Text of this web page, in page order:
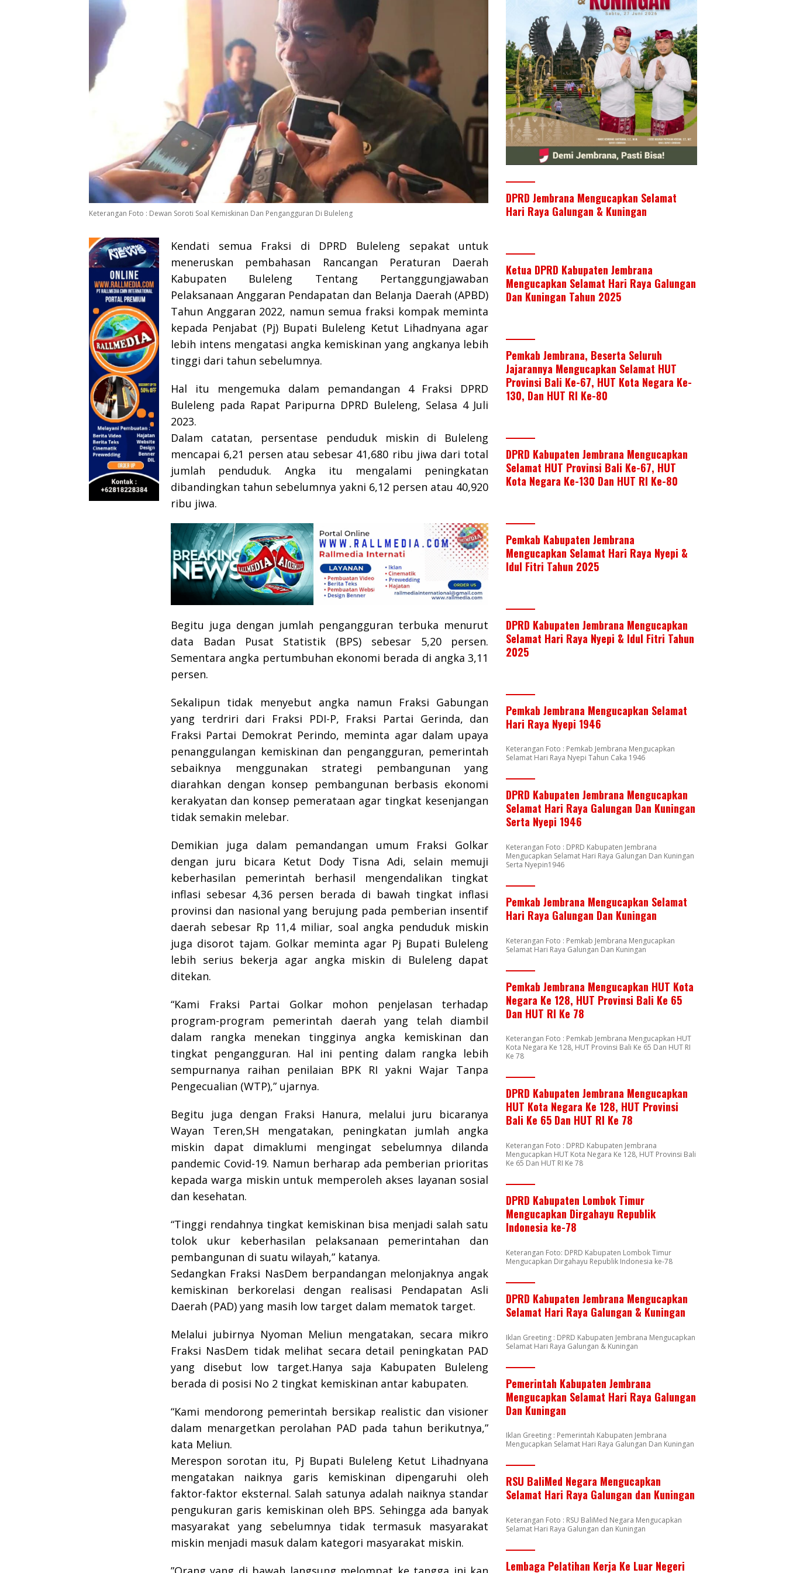
Keterangan Foto : Dewan Soroti Soal Kemiskinan Dan Pengangguran Di Buleleng
Kendati semua Fraksi di DPRD Buleleng sepakat untuk
meneruskan pembahasan Rancangan Peraturan Daerah
Kabupaten Buleleng Tentang Pertanggungjawaban
Pelaksanaan Anggaran Pendapatan dan Belanja Daerah (APBD)
Tahun Anggaran 2022, namun semua fraksi kompak meminta
kepada Penjabat (Pj) Bupati Buleleng Ketut Lihadnyana agar
lebih intens mengatasi angka kemiskinan yang angkanya lebih
tinggi dari tahun sebelumnya.
Hal itu mengemuka dalam pemandangan 4 Fraksi DPRD
Buleleng pada Rapat Paripurna DPRD Buleleng, Selasa 4 Juli
2023.
Dalam catatan, persentase penduduk miskin di Buleleng
mencapai 6,21 persen atau sebesar 41,680 ribu jiwa dari total
jumlah penduduk. Angka itu mengalami peningkatan
dibandingkan tahun sebelumnya yakni 6,12 persen atau 40,920
ribu jiwa.
Begitu juga dengan jumlah pengangguran terbuka menurut
data Badan Pusat Statistik (BPS) sebesar 5,20 persen.
Sementara angka pertumbuhan ekonomi berada di angka 3,11
persen.
Sekalipun tidak menyebut angka namun Fraksi Gabungan
yang terdriri dari Fraksi PDI-P, Fraksi Partai Gerinda, dan
Fraksi Partai Demokrat Perindo, meminta agar dalam upaya
penanggulangan kemiskinan dan pengangguran, pemerintah
sebaiknya menggunakan strategi pembangunan yang
diarahkan dengan konsep pembangunan berbasis ekonomi
kerakyatan dan konsep pemerataan agar tingkat kesenjangan
tidak semakin melebar.
Demikian juga dalam pemandangan umum Fraksi Golkar
dengan juru bicara Ketut Dody Tisna Adi, selain memuji
keberhasilan pemerintah berhasil mengendalikan tingkat
inflasi sebesar 4,36 persen berada di bawah tingkat inflasi
provinsi dan nasional yang berujung pada pemberian insentif
daerah sebesar Rp 11,4 miliar, soal angka penduduk miskin
juga disorot tajam. Golkar meminta agar Pj Bupati Buleleng
lebih serius bekerja agar angka miskin di Buleleng dapat
ditekan.
“Kami Fraksi Partai Golkar mohon penjelasan terhadap
program-program pemerintah daerah yang telah diambil
dalam rangka menekan tingginya angka kemiskinan dan
tingkat pengangguran. Hal ini penting dalam rangka lebih
sempurnanya raihan penilaian BPK RI yakni Wajar Tanpa
Pengecualian (WTP),” ujarnya.
Begitu juga dengan Fraksi Hanura, melalui juru bicaranya
Wayan Teren,SH mengatakan, peningkatan jumlah angka
miskin dapat dimaklumi mengingat sebelumnya dilanda
pandemic Covid-19. Namun berharap ada pemberian prioritas
kepada warga miskin untuk memperoleh akses layanan sosial
dan kesehatan.
“Tinggi rendahnya tingkat kemiskinan bisa menjadi salah satu
tolok ukur keberhasilan pelaksanaan pemerintahan dan
pembangunan di suatu wilayah,” katanya.
Sedangkan Fraksi NasDem berpandangan melonjaknya angak
kemiskinan berkorelasi dengan realisasi Pendapatan Asli
Daerah (PAD) yang masih low target dalam mematok target.
Melalui jubirnya Nyoman Meliun mengatakan, secara mikro
Fraksi NasDem tidak melihat secara detail peningkatan PAD
yang disebut low target.Hanya saja Kabupaten Buleleng
berada di posisi No 2 tingkat kemiskinan antar kabupaten.
“Kami mendorong pemerintah bersikap realistic dan visioner
dalam menargetkan perolahan PAD pada tahun berikutnya,”
kata Meliun.
Merespon sorotan itu, Pj Bupati Buleleng Ketut Lihadnyana
mengatakan naiknya garis kemiskinan dipengaruhi oleh
faktor-faktor eksternal. Salah satunya adalah naiknya standar
pengukuran garis kemiskinan oleh BPS. Sehingga ada banyak
masyarakat yang sebelumnya tidak termasuk masyarakat
miskin menjadi masuk dalam kategori masyarakat miskin.
DPRD Jembrana Mengucapkan Selamat
Hari Raya Galungan & Kuningan
Ketua DPRD Kabupaten Jembrana
Mengucapkan Selamat Hari Raya Galungan
Dan Kuningan Tahun 2025
Pemkab Jembrana, Beserta Seluruh
Jajarannya Mengucapkan Selamat HUT
Provinsi Bali Ke-67, HUT Kota Negara Ke-
130, Dan HUT RI Ke-80
DPRD Kabupaten Jembrana Mengucapkan
Selamat HUT Provinsi Bali Ke-67, HUT
Kota Negara Ke-130 Dan HUT RI Ke-80
Pemkab Kabupaten Jembrana
Mengucapkan Selamat Hari Raya Nyepi &
Idul Fitri Tahun 2025
DPRD Kabupaten Jembrana Mengucapkan
Selamat Hari Raya Nyepi & Idul Fitri Tahun
2025
Pemkab Jembrana Mengucapkan Selamat
Hari Raya Nyepi 1946
Keterangan Foto : Pemkab Jembrana Mengucapkan
Selamat Hari Raya Nyepi Tahun Caka 1946
DPRD Kabupaten Jembrana Mengucapkan
Selamat Hari Raya Galungan Dan Kuningan
Serta Nyepi 1946
Keterangan Foto : DPRD Kabupaten Jembrana
Mengucapkan Selamat Hari Raya Galungan Dan Kuningan
Serta Nyepin1946
Pemkab Jembrana Mengucapkan Selamat
Hari Raya Galungan Dan Kuningan
Keterangan Foto : Pemkab Jembrana Mengucapkan
Selamat Hari Raya Galungan Dan Kuningan
Pemkab Jembrana Mengucapkan HUT Kota
Negara Ke 128, HUT Provinsi Bali Ke 65
Dan HUT RI Ke 78
Keterangan Foto : Pemkab Jembrana Mengucapkan HUT
Kota Negara Ke 128, HUT Provinsi Bali Ke 65 Dan HUT RI
Ke 78
DPRD Kabupaten Jembrana Mengucapkan
HUT Kota Negara Ke 128, HUT Provinsi
Bali Ke 65 Dan HUT RI Ke 78
Keterangan Foto : DPRD Kabupaten Jembrana
Mengucapkan HUT Kota Negara Ke 128, HUT Provinsi Bali
Ke 65 Dan HUT RI Ke 78
DPRD Kabupaten Lombok Timur
Mengucapkan Dirgahayu Republik
Indonesia ke-78
Keterangan Foto: DPRD Kabupaten Lombok Timur
Mengucapkan Dirgahayu Republik Indonesia ke-78
DPRD Kabupaten Jembrana Mengucapkan
Selamat Hari Raya Galungan & Kuningan
Iklan Greeting : DPRD Kabupaten Jembrana Mengucapkan
Selamat Hari Raya Galungan & Kuningan
Pemerintah Kabupaten Jembrana
Mengucapkan Selamat Hari Raya Galungan
Dan Kuningan
Iklan Greeting : Pemerintah Kabupaten Jembrana
Mengucapkan Selamat Hari Raya Galungan Dan Kuningan
RSU BaliMed Negara Mengucapkan
Selamat Hari Raya Galungan dan Kuningan
Keterangan Foto : RSU BaliMed Negara Mengucapkan
Selamat Hari Raya Galungan dan Kuningan
Lembaga Pelatihan Kerja Ke Luar Negeri